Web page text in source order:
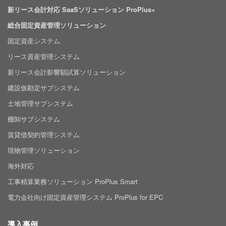
新リース会計対応 SaaSソリューション ProPlus+
総合固定資産管理ソリューション
固定資産システム
リース資産管理システム
新リース会計影響額試算ソリューション
建設仮勘定サブシステム
土地管理サブシステム
棚卸サブシステム
賃貸借契約管理システム
現物管理ソリューション
海外対応
工事精算業務ソリューション ProPlus Smart
電力会社向け固定資産管理システム ProPlus for EPC